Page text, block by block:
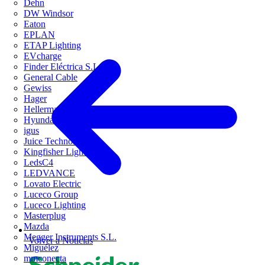
Dehn
DW Windsor
Eaton
EPLAN
ETAP Lighting
EVcharge
Finder Eléctrica S.L.U
General Cable
Gewiss
Hager
HellermannTyton
Hyundai Electric
igus
Juice Technology
Kingfisher Lighting
LedsC4
LEDVANCE
Lovato Electric
Luceco Group
Luceco Lighting
Masterplug
Mazda
Megger Instruments S.L.
Miguélez
mmconecta
Volver a Noticias